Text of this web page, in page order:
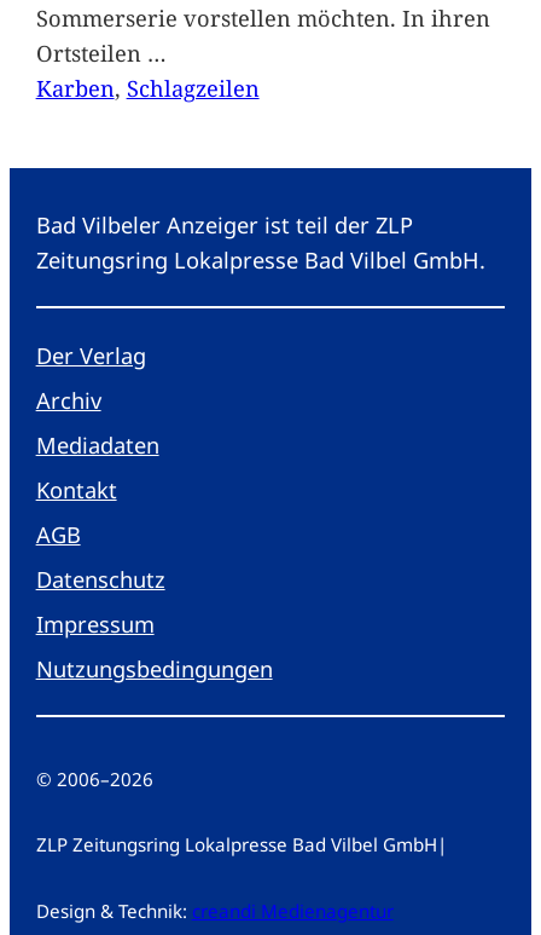
Sommerserie vorstellen möchten. In ihren
Ortsteilen …
Karben, Schlagzeilen
Bad Vilbeler Anzeiger ist teil der ZLP
Zeitungsring Lokalpresse Bad Vilbel GmbH.
Der Verlag
Archiv
Mediadaten
Kontakt
AGB
Datenschutz
Impressum
Nutzungsbedingungen
© 2006–2026
ZLP Zeitungsring Lokalpresse Bad Vilbel GmbH |
Design & Technik: creandi Medienagentur